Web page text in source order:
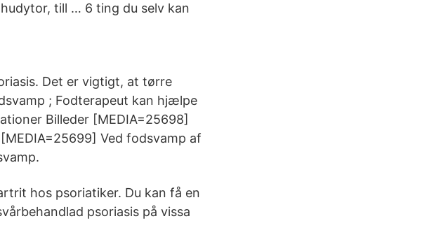
till … 6 ting du selv kan
Det er vigtigt, at tørre
; Fodterapeut kan hjælpe
Billeder [MEDIA=25698]
Ved fodsvamp af
hos psoriatiker. Du kan få en
psoriasis på vissa